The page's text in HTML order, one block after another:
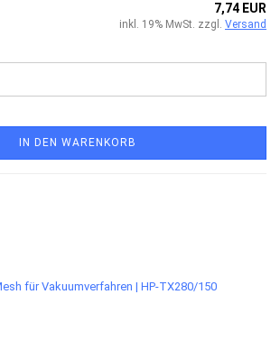
7,74 EUR
inkl. 19% MwSt. zzgl. Versand
IN DEN WARENKORB